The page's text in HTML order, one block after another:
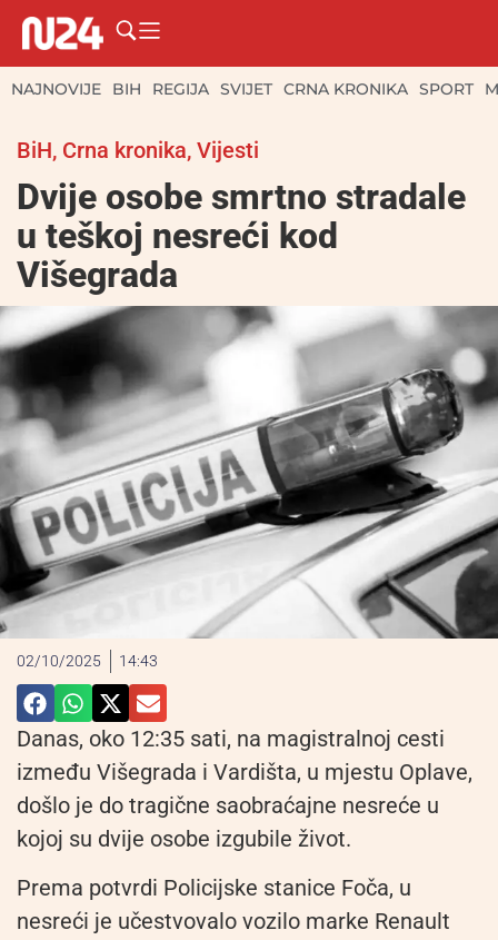
NAJNOVIJE BIH REGIJA SVIJET CRNA KRONIKA SPORT
BiH, Crna kronika, Vijesti
Dvije osobe smrtno stradale
u teškoj nesreći kod
Višegrada
02/10/2025 14:43
Danas, oko 12:35 sati, na magistralnoj cesti
između Višegrada i Vardišta, u mjestu Oplave,
došlo je do tragične saobraćajne nesreće u
kojoj su dvije osobe izgubile život.
Prema potvrdi Policijske stanice Foča, u
nesreći je učestvovalo vozilo marke Renault